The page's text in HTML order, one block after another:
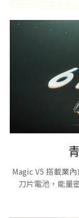
Magic V5 搭載業
刀片電池，能量